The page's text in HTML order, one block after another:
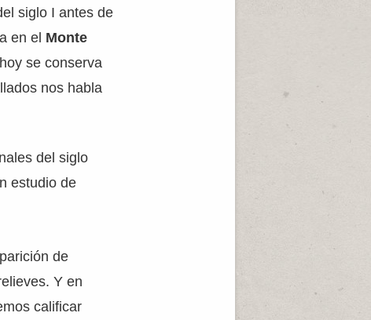
siglo I antes de
en el Monte
se conserva
nos habla
del siglo
estudio de
de
Y en
calificar